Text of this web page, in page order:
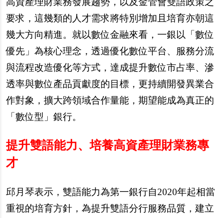
要求，這幾類的人才需求將特別增加且培育亦朝這
幾大方向精進。就以數位金融來看，一銀以「數位
優先」為核心理念，透過優化數位平台、服務分流
與流程改造優化等方式，達成提升數位市占率、滲
透率與數位產品貢獻度的目標，更持續開發異業合
作對象，擴大跨領域合作量能，期望能成為真正的
「數位型」銀行。
提升雙語能力、培養高資產理財業務專
才
邱月琴表示，雙語能力為第一銀行自2020年起相當
重視的培育方針，為提升雙語分行服務品質，建立